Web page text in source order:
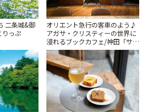
二条城&御
りっぷ
オリエント急行の客車のよう♪
アガサ・クリスティーの世界に
浸れるブックカフェ/神田「サロ
ンクリスティ」 | ことりっぷ